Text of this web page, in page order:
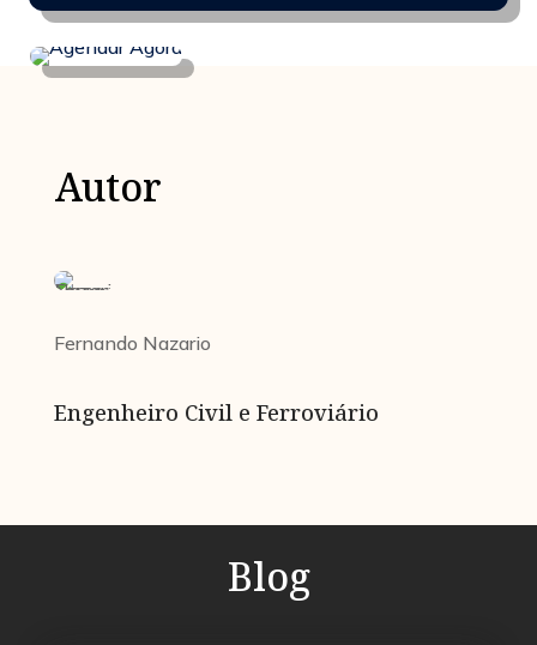
Autor
Fernando Nazario
Engenheiro Civil e Ferroviário
Blog